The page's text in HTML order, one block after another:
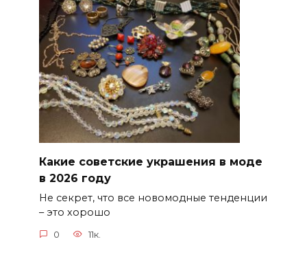
Какие советские украшения в моде
в 2026 году
Не секрет, что все новомодные тенденции
– это хорошо
0 11к.